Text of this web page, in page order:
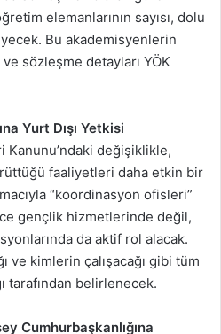
elemanlarının sayısı, dolu
Bu akademisyenlerin
sözleşme detayları YÖK
Yurt Dışı Yetkisi
değişiklikle,
faaliyetleri daha etkin bir
“koordinasyon ofisleri”
gençlik hizmetlerinde değil,
da aktif rol alacak.
ve kimlerin çalışacağı gibi tüm
tarafından belirlenecek.
Cumhurbaşkanlığına